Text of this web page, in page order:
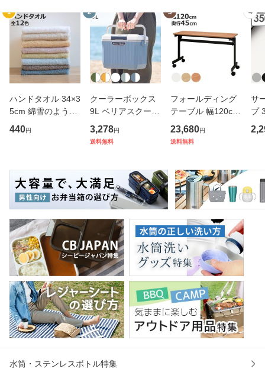
1
ハンドタオル 34×3
5cm 綿雪のような
タオル ベルベット
カラー （ タオル
ンカチ 洗面タオル
綿 コッ
440円
2
クーラーボックス
9L ベリアスクーラ
ー ハードタイプ （
保冷 クーラーBOX
保冷ボックス クー
ックス 9リットル
キャン
3,278円
送料無料
3
フォールディング
テーブル 幅120cm
奥行き45cm キャ
スター付き 折りた
たみ （ 法人限定
ッキング 会議机 ミ
ーティング
23,680円
送料無料
4
サ
プ
フ
ス
マ
保
水筒・ステンレスボトル特集